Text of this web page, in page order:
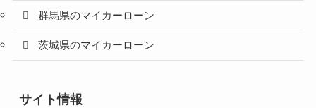
群馬県のマイカーローン
茨城県のマイカーローン
サイト情報